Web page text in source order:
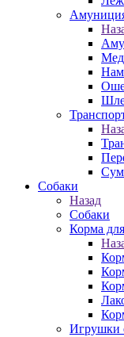
Собаки
Назад
Собаки
Корма
Игрушки